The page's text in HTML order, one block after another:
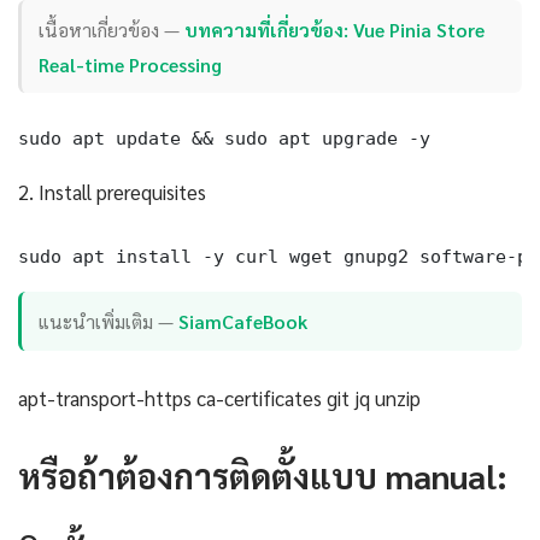
เนื้อหาเกี่ยวข้อง — บทความที่เกี่ยวข้อง: Vue Pinia Store
Real-time Processing
sudo apt update && sudo apt upgrade -y
2. Install prerequisites
sudo apt install -y curl wget gnupg2 software-
แนะนำเพิ่มเติม —SiamCafeBook
apt-transport-https ca-certificates git jq unzip
หรือถ้าต้องการติดตั้งแบบ manual: